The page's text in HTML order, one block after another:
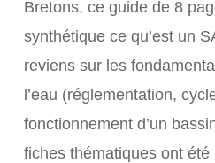
Bretons, ce guide de 8
synthétique ce qu’est un
reviens sur les
l’eau (réglementation,
fonctionnement d’un
fiches thématiques ont